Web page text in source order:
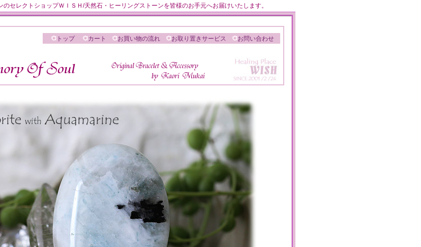
セレクトショップＷＩＳＨ/天然石・ヒーリングストーンを皆様のお手元へお届けいたします。
トップ カート お買い物の流れ お取り置きサービス お問い合わせ